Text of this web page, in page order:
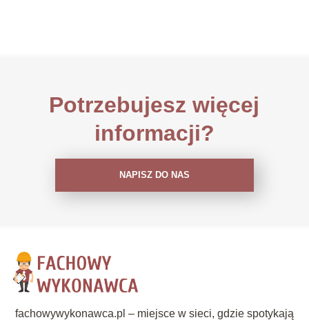
Potrzebujesz więcej
informacji?
NAPISZ DO NAS
fachowywykonawca.pl – miejsce w sieci, gdzie spotykają